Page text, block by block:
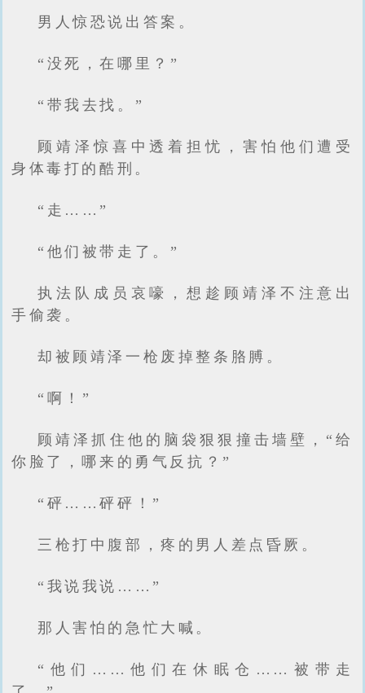
男人惊恐说出答案。
“没死，在哪里？”
“带我去找。”
顾靖泽惊喜中透着担忧，害怕他们遭受
身体毒打的酷刑。
“走……”
“他们被带走了。”
执法队成员哀嚎，想趁顾靖泽不注意出
手偷袭。
却被顾靖泽一枪废掉整条胳膊。
“啊！”
顾靖泽抓住他的脑袋狠狠撞击墙壁，“给
你脸了，哪来的勇气反抗？”
“砰……砰砰！”
三枪打中腹部，疼的男人差点昏厥。
“我说我说……”
那人害怕的急忙大喊。
“他们……他们在休眠仓……被带走